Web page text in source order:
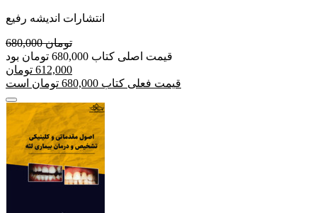
انتشارات اندیشه رفیع
680,000 تومان
قیمت اصلی کتاب 680,000 تومان بود
612,000 تومان
قیمت فعلی کتاب 680,000 تومان است